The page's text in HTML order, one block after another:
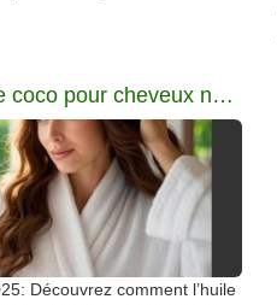
Huile de coco pour cheveux nourris et brillants
Découvrez comment l’huile